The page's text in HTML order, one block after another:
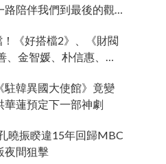
陪伴我們到最後的觀
《好搭檔2》、《財閥
金智媛、朴信惠、金
駐韓異國大使館》竟變
華蓮預定下一部神劇
曉振睽違15年回歸MBC
夜間狙擊